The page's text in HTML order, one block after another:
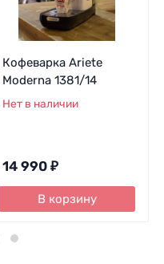
Кофеварка Ariete
Moderna 1381/14
Нет в наличии
14 990 ₽
В корзину